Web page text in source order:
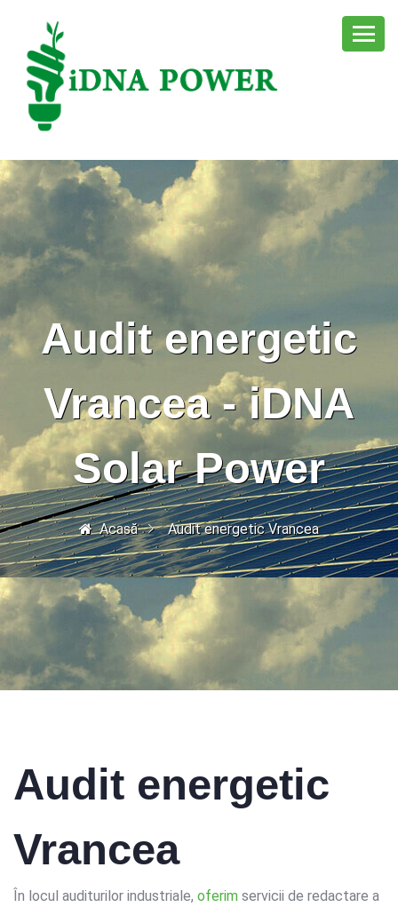
Audit energetic
Vrancea - iDNA
Solar Power
Acasă Audit energetic Vrancea
Audit energetic
Vrancea
În locul auditurilor industriale, oferim servicii de redactare a